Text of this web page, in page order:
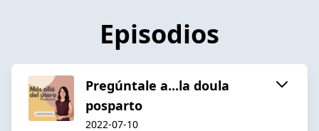
Episodios
Pregúntale a...la doula
posparto
2022-07-10